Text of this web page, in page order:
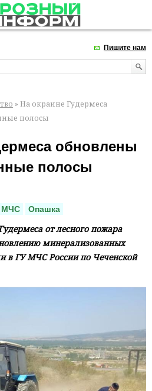
Пишите нам
» На окраине Гудермеса
полосы
обновлены
полосы
МЧС Опашка
от лесного пожара
минерализованных
в ГУ МЧС России по Чеченской